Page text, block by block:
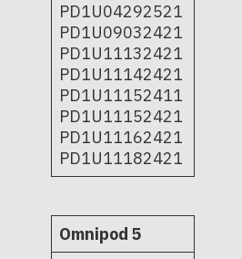
PD1U04292521
PD1U09032421
PD1U11132421
PD1U11142421
PD1U11152411
PD1U11152421
PD1U11162421
PD1U11182421
Omnipod 5